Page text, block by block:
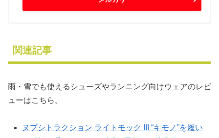
関連記事
雨・雪でも使えるシューズやランニング向けウェアのレビ
ューはこちら。
ヌプシトラクション ライトモック III “キモノ”を履い